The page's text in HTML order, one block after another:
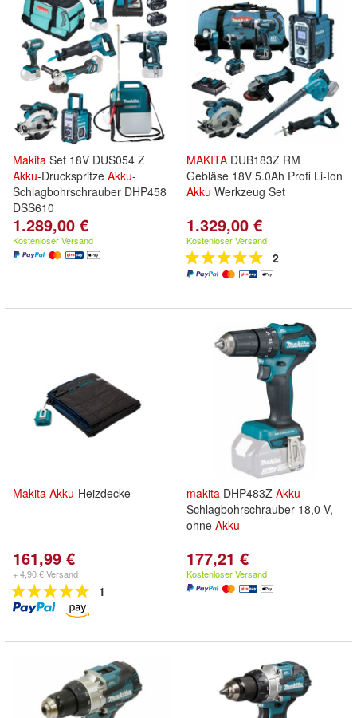
Makita Set 18V DUS054 Z
Akku-Druckspritze Akku-
Schlagbohrschrauber DHP458
DSS610
1.289,00 €
Kostenloser Versand
MAKITA DUB183Z RM
Gebläse 18V 5.0Ah Profi Li-Ion
Akku Werkzeug Set
1.329,00 €
Kostenloser Versand
2
Makita Akku-Heizdecke
161,99 €
+ 4,90 € Versand
1
makita DHP483Z Akku-
Schlagbohrschrauber 18,0 V,
ohne Akku
177,21 €
Kostenloser Versand